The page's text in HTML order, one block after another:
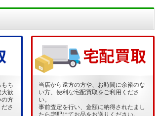
もち
大歓
の方
ださ
当店から遠方の方や、お時間に余裕のな
い方、便利な宅配買取をご利用くださ
い。
事前査定を行い、金額に納得されたまし
たら宅配にてお品をお送りください。